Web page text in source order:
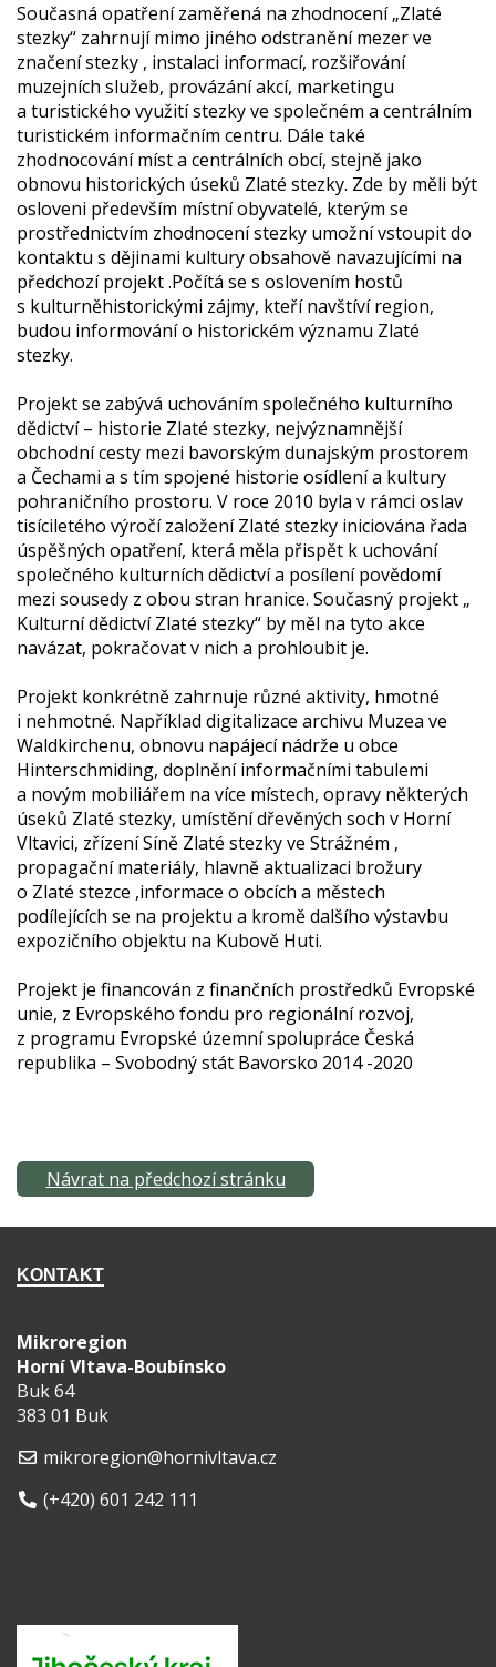
Současná opatření zaměřená na zhodnocení „Zlaté
stezky“ zahrnují mimo jiného odstranění mezer ve
značení stezky , instalaci informací, rozšiřování
muzejních služeb, provázání akcí, marketingu
a turistického využití stezky ve společném a centrálním
turistickém informačním centru. Dále také
zhodnocování míst a centrálních obcí, stejně jako
obnovu historických úseků Zlaté stezky. Zde by měli být
osloveni především místní obyvatelé, kterým se
prostřednictvím zhodnocení stezky umožní vstoupit do
kontaktu s dějinami kultury obsahově navazujícími na
předchozí projekt .Počítá se s oslovením hostů
s kulturněhistorickými zájmy, kteří navštíví region,
budou informování o historickém významu Zlaté
stezky.
Projekt se zabývá uchováním společného kulturního
dědictví – historie Zlaté stezky, nejvýznamnější
obchodní cesty mezi bavorským dunajským prostorem
a Čechami a s tím spojené historie osídlení a kultury
pohraničního prostoru. V roce 2010 byla v rámci oslav
tisíciletého výročí založení Zlaté stezky iniciována řada
úspěšných opatření, která měla přispět k uchování
společného kulturních dědictví a posílení povědomí
mezi sousedy z obou stran hranice. Současný projekt „
Kulturní dědictví Zlaté stezky“ by měl na tyto akce
navázat, pokračovat v nich a prohloubit je.
Projekt konkrétně zahrnuje různé aktivity, hmotné
i nehmotné. Například digitalizace archivu Muzea ve
Waldkirchenu, obnovu napájecí nádrže u obce
Hinterschmiding, doplnění informačními tabulemi
a novým mobiliářem na více místech, opravy některých
úseků Zlaté stezky, umístění dřevěných soch v Horní
Vltavici, zřízení Síně Zlaté stezky ve Strážném ,
propagační materiály, hlavně aktualizaci brožury
o Zlaté stezce ,informace o obcích a městech
podílejících se na projektu a kromě dalšího výstavbu
expozičního objektu na Kubově Huti.
Projekt je financován z finančních prostředků Evropské
unie, z Evropského fondu pro regionální rozvoj,
z programu Evropské územní spolupráce Česká
republika – Svobodný stát Bavorsko 2014 -2020
Návrat na předchozí stránku
KONTAKT
Mikroregion
Horní Vltava-Boubínsko
Buk 64
383 01 Buk
mikroregion@hornivltava.cz
(+420) 601 242 111